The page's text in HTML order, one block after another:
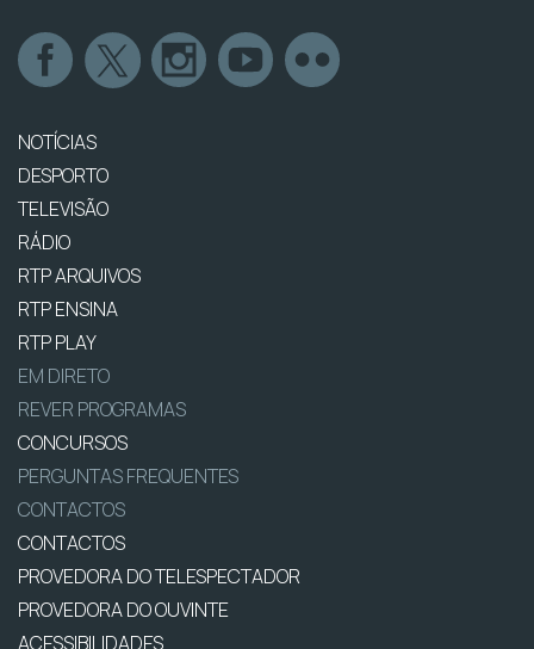
NOTÍCIAS
DESPORTO
TELEVISÃO
RÁDIO
RTP ARQUIVOS
RTP ENSINA
RTP PLAY
EM DIRETO
REVER PROGRAMAS
CONCURSOS
PERGUNTAS FREQUENTES
CONTACTOS
CONTACTOS
PROVEDORA DO TELESPECTADOR
PROVEDORA DO OUVINTE
ACESSIBILIDADES